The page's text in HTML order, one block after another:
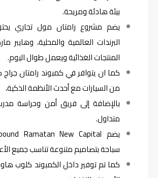
بيئة هادئة ومريحة.
يضم مشروع رامتان مول تجاري
البرندات العالمية والمحلية، وهايبر
المنتجات الغذائية ويعمل طوال اليوم.
كما ان يتوافر في كمبوند رامتان جراج
من السيارات مع أحدث الأنظمة الذكية،
بالإضافة إلى فريق أمن وحراسة
متداول.
سباحة بتصاميم متنوعة تناسب جميع
كما تم توفير داخل الكمبوند كلوب